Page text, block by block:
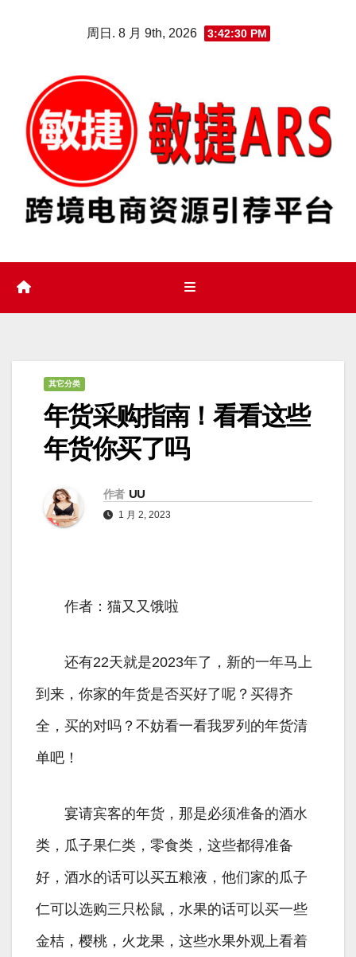
周日. 8 月 9th, 2026 3:42:31 PM
其它分类
年货采购指南！看看这些
年货你买了吗
作者 UU
1 月 2, 2023
作者：猫又又饿啦
还有22天就是2023年了，新的一年马上
到来，你家的年货是否买好了呢？买得齐
全，买的对吗？不妨看一看我罗列的年货清
单吧！
宴请宾客的年货，那是必须准备的酒水
类，瓜子果仁类，零食类，这些都得准备
好，酒水的话可以买五粮液，他们家的瓜子
仁可以选购三只松鼠，水果的话可以买一些
金桔，樱桃，火龙果，这些水果外观上看着